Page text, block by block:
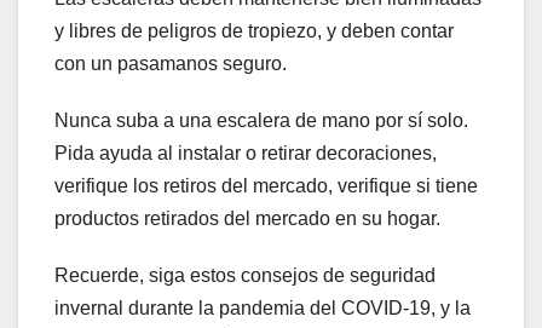
y libres de peligros de tropiezo, y deben contar
con un pasamanos seguro.
Nunca suba a una escalera de mano por sí solo.
Pida ayuda al instalar o retirar decoraciones,
verifique los retiros del mercado, verifique si tiene
productos retirados del mercado en su hogar.
Recuerde, siga estos consejos de seguridad
invernal durante la pandemia del COVID-19, y la